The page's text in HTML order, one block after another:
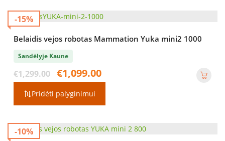
-15%
Belaidis vejos robotas Mammation Yuka mini2 1000
Sandėlyje Kaune
€1,299.00
Original
price
was:
€1,299.00.
€1,099.00
Pridėti palyginimui
-10%